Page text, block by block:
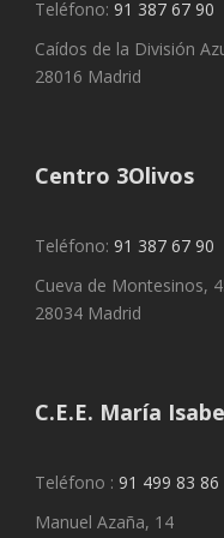
Teléfono: 91 387 67 90
Caídos de la División
28016 Madrid
Centro 3Olivos
Teléfono: 91 387 67 90
Cueva de Montesinos,
28034 Madrid
C.E.E. María
Teléfono : 91 499 83 86
Manuel Azaña, 14